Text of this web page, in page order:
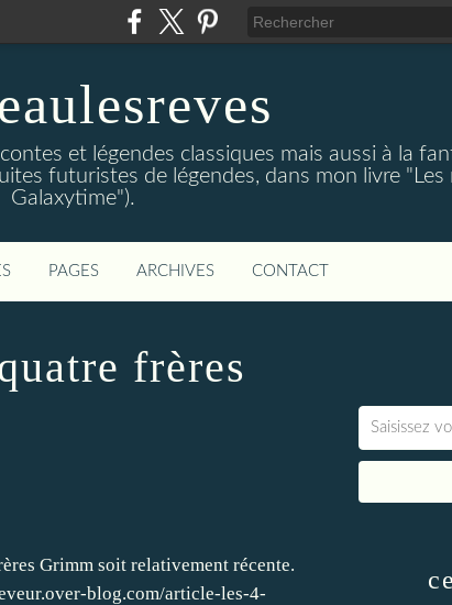
et légendes classiques mais aussi à la
futuristes de légendes, dans mon livre "Les
Galaxytime").
PAGES ARCHIVES CONTACT
frères
Grimm soit relativement récente.
blog.com/article-les-4-